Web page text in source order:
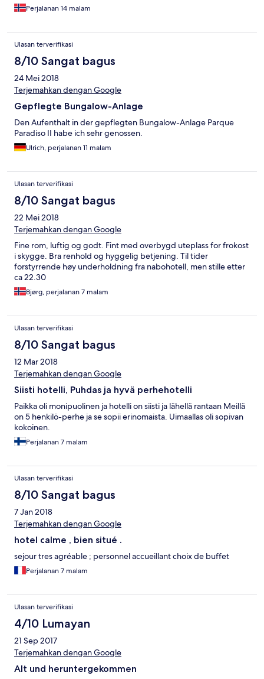
Perjalanan 14 malam
Ulasan terverifikasi
8/10 Sangat bagus
24 Mei 2018
Terjemahkan dengan Google
Gepflegte Bungalow-Anlage
Den Aufenthalt in der gepflegten Bungalow-Anlage Parque
Paradiso II habe ich sehr genossen.
Ulrich, perjalanan 11 malam
Ulasan terverifikasi
8/10 Sangat bagus
22 Mei 2018
Terjemahkan dengan Google
Fine rom, luftig og godt. Fint med overbygd uteplass for frokost
i skygge. Bra renhold og hyggelig betjening. Til tider
forstyrrende høy underholdning fra nabohotell, men stille etter
ca 22.30
Bjørg, perjalanan 7 malam
Ulasan terverifikasi
8/10 Sangat bagus
12 Mar 2018
Terjemahkan dengan Google
Siisti hotelli, Puhdas ja hyvä perhehotelli
Paikka oli monipuolinen ja hotelli on siisti ja lähellä rantaan Meillä
on 5 henkilö-perhe ja se sopii erinomaista. Uimaallas oli sopivan
kokoinen.
Perjalanan 7 malam
Ulasan terverifikasi
8/10 Sangat bagus
7 Jan 2018
Terjemahkan dengan Google
hotel calme , bien situé .
sejour tres agréable ; personnel accueillant choix de buffet
Perjalanan 7 malam
Ulasan terverifikasi
4/10 Lumayan
21 Sep 2017
Terjemahkan dengan Google
Alt und heruntergekommen